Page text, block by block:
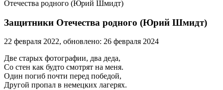
Отечества родного (Юрий Шмидт)
Защитники Отечества родного (Юрий Шмидт)
22 февраля 2022, обновлено: 26 февраля 2024
Две старых фотографии, два деда,
Со стен как будто смотрят на меня.
Один погиб почти перед победой,
Другой пропал в немецких лагерях.